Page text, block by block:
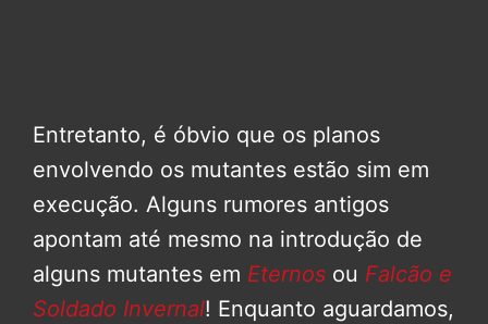
Entretanto, é óbvio que os planos
envolvendo os mutantes estão sim em
execução. Alguns rumores antigos
apontam até mesmo na introdução de
alguns mutantes em Eternos ou Falcão e
Soldado Invernal! Enquanto aguardamos,